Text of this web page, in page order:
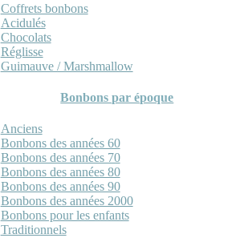
Coffrets bonbons
Acidulés
Chocolats
Réglisse
Guimauve / Marshmallow
Bonbons par époque
Anciens
Bonbons des années 60
Bonbons des années 70
Bonbons des années 80
Bonbons des années 90
Bonbons des années 2000
Bonbons pour les enfants
Traditionnels